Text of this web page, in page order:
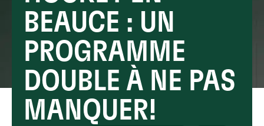
BEAUCE : UN
PROGRAMME
DOUBLE À NE PAS
MANQUER!